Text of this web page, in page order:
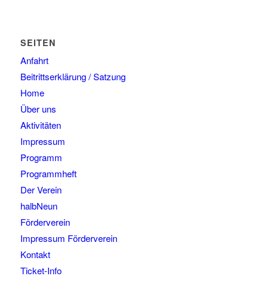
SEITEN
Anfahrt
Beitrittserklärung / Satzung
Home
Über uns
Aktivitäten
Impressum
Programm
Programmheft
Der Verein
halbNeun
Förderverein
Impressum Förderverein
Kontakt
Ticket-Info